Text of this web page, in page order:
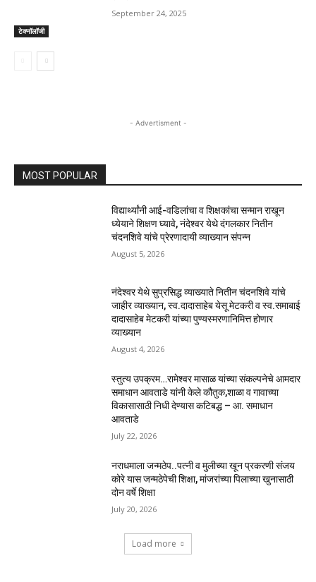
टेक्नॉलॉजी
September 24, 2025
- Advertisment -
MOST POPULAR
विद्यार्थ्यांनी आई-वडिलांचा व शिक्षकांचा सन्मान राखून
ध्येयाने शिक्षण घ्यावे, नंदेश्वर येथे दंगलकार नितीन
चंदनशिवे यांचे प्रेरणादायी व्याख्यान संपन्न
August 5, 2026
नंदेश्वर येथे सुप्रसिद्ध व्याख्याते नितीन चंदनशिवे यांचे
जाहीर व्याख्यान, स्व.दादासाहेब येसू मेटकरी व स्व.समाबाई
दादासाहेब मेटकरी यांच्या पुण्यस्मरणानिमित्त होणार
व्याख्यान
August 4, 2026
स्तुत्य उपक्रम…रामेश्वर मासाळ यांच्या संकल्पनेचे आमदार
समाधान आवताडे यांनी केले कौतुक,शाळा व गावाच्या
विकासासाठी निधी देण्यास कटिबद्ध – आ. समाधान
आवताडे
July 22, 2026
नराधमाला जन्मठेप..पत्नी व मुलीच्या खून प्रकरणी संजय
कोरे यास जन्मठेपेची शिक्षा, मांजरांच्या पिलाच्या खुनासाठी
दोन वर्षे शिक्षा
July 20, 2026
Load more